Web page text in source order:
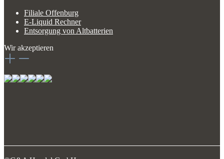
Filiale Offenburg
E-Liquid Rechner
Entsorgung von Altbatterien
Wir akzeptieren